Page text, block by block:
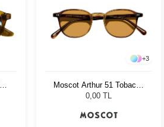
+3
Moscot Arthur 51 Tobacco
Cr-39 Green
0,00 TL